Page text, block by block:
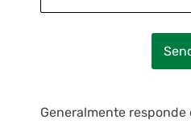
Generalmente responde